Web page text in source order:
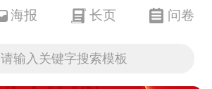
海报 长页 问卷
请输入关键字搜索模板